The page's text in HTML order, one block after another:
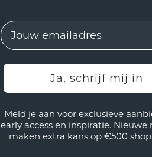
EMail
Ja, schrijf mij in
Meld je aan voor exclusieve
early access en inspiratie. Nieuwe
maken extra kans op €500